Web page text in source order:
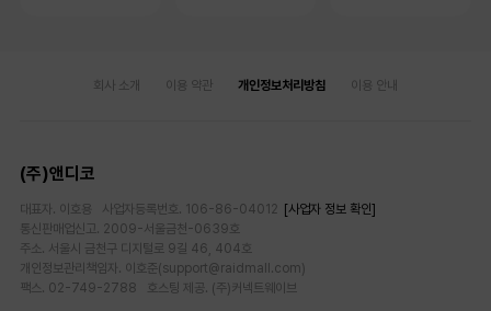
회사 소개 이용 약관 개인정보처리방침 이용 안내
(주)앤디코
대표자. 이호용 사업자등록번호. 106-86-04012 [사업자 정보 확인]
통신판매업신고. 2009-서울금천-0639호
주소. 서울시 금천구 디지털로 9길 46, 404호
개인정보관리책임자. 이호준(support@raidmall.com)
팩스. 02-749-2788 호스팅 제공. (주)커넥트웨이브